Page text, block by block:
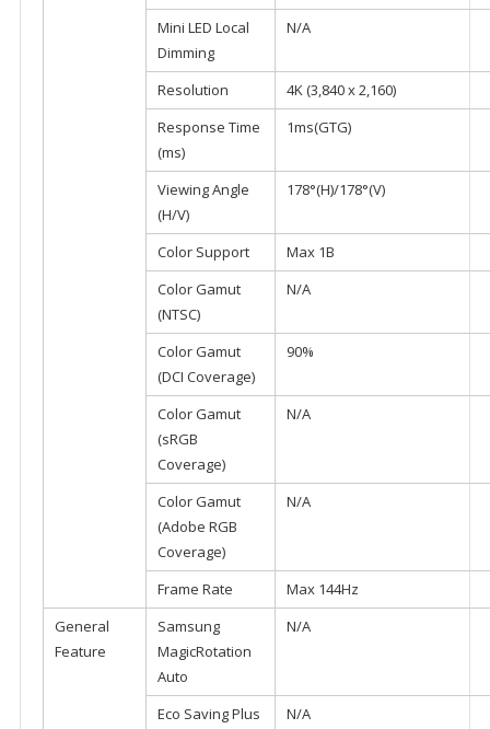
Mini LED Local
Dimming
N/A
Resolution
4K (3,840 x 2,160)
Response Time
(ms)
1ms(GTG)
Viewing Angle
(H/V)
178°(H)/178°(V)
Color Support
Max 1B
Color Gamut
(NTSC)
N/A
Color Gamut
(DCI Coverage)
90%
Color Gamut
(sRGB
Coverage)
N/A
Color Gamut
(Adobe RGB
Coverage)
N/A
Frame Rate
Max 144Hz
General
Feature
Samsung
MagicRotation
Auto
N/A
Eco Saving Plus
N/A